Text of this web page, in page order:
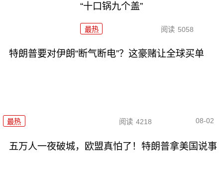
“十口锅九个盖”
最热 阅读 5058
特朗普要对伊朗“断气断电”？这豪赌让全球买单
最热 阅读 4218 08-02
五万人一夜破城，欧盟真怕了！特朗普拿美国说事